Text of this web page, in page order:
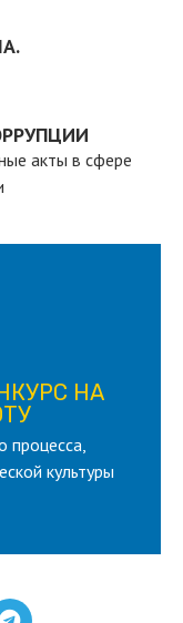
акты в сфере
НА
процесса,
культуры
НА
35 лет